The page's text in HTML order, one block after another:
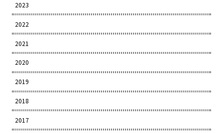
2023
2022
2021
2020
2019
2018
2017